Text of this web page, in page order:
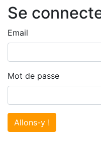
Se
Email
Mot de passe
Allons-y !